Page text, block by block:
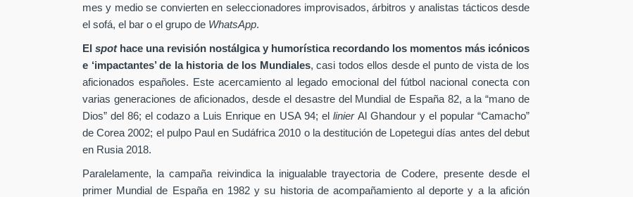
mes y medio se convierten en seleccionadores improvisados, árbitros y analistas tácticos desde
el sofá, el bar o el grupo de WhatsApp.
El spothace una revisión nostálgica y humorística recordando los momentos más icónicos
e ‘impactantes’ de la historia de los Mundiales, casi todos ellos desde el punto de vista de los
aficionados españoles. Este acercamiento al legado emocional del fútbol nacional conecta con
varias generaciones de aficionados, desde el desastre del Mundial de España 82, a la “mano de
Dios” del 86; el codazo a Luis Enrique en USA 94; el linier Al Ghandour y el popular “Camacho”
de Corea 2002; el pulpo Paul en Sudáfrica 2010 o la destitución de Lopetegui días antes del debut
en Rusia 2018.
Paralelamente, la campaña reivindica la inigualable trayectoria de Codere, presente desde el
primer Mundial de España en 1982 y su historia de acompañamiento al deporte y a la afición